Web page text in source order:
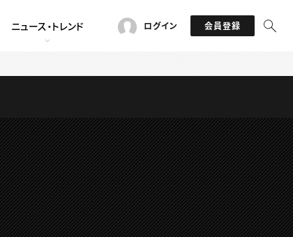
ニュース・トレンド ログイン 会員登録